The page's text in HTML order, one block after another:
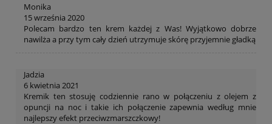
Monika
15 września 2020
Polecam bardzo ten krem każdej z Was! Wyjątkowo dobrze
nawilża a przy tym cały dzień utrzymuje skórę przyjemnie gładką
Jadzia
6 kwietnia 2021
Kremik ten stosuję codziennie rano w połączeniu z olejem z
opuncji na noc i takie ich połączenie zapewnia według mnie
najlepszy efekt przeciwzmarszczkowy!